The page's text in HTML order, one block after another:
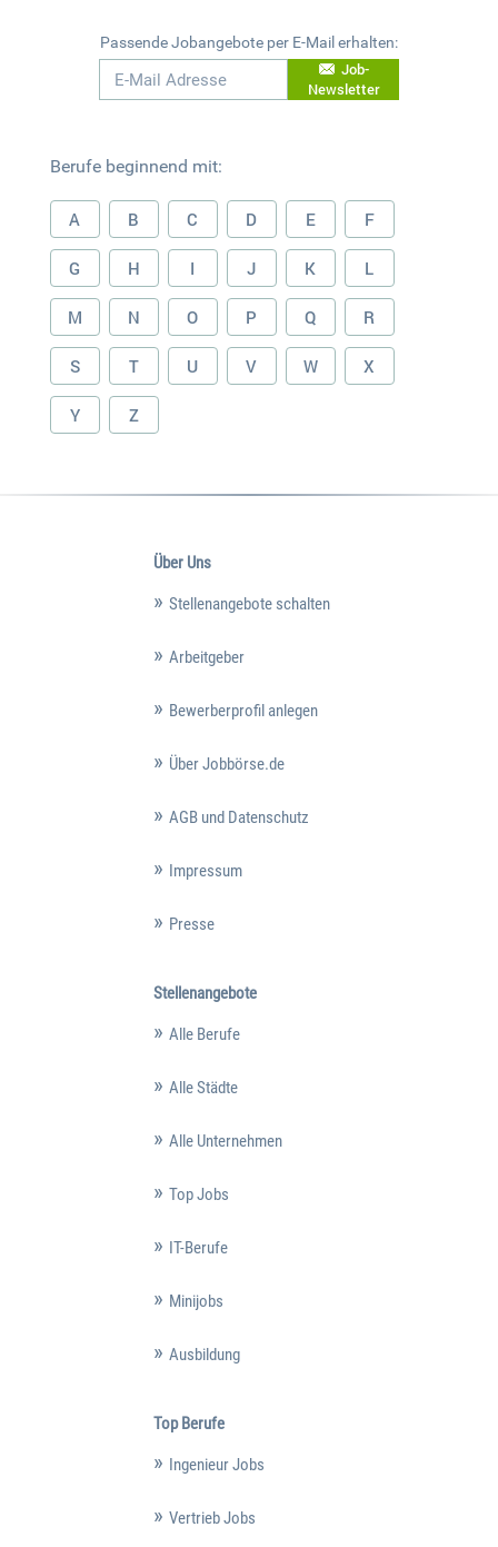
Passende Jobangebote per E-Mail erhalten:
Job-
Newsletter
Berufe beginnend mit:
A B C D E F
G H I J K L
M N O P Q R
S T U V W X
Y Z
Über Uns
Stellenangebote schalten
Arbeitgeber
Bewerberprofil anlegen
Über Jobbörse.de
AGB und Datenschutz
Impressum
Presse
Stellenangebote
Alle Berufe
Alle Städte
Alle Unternehmen
Top Jobs
IT-Berufe
Minijobs
Ausbildung
Top Berufe
Ingenieur Jobs
Vertrieb Jobs